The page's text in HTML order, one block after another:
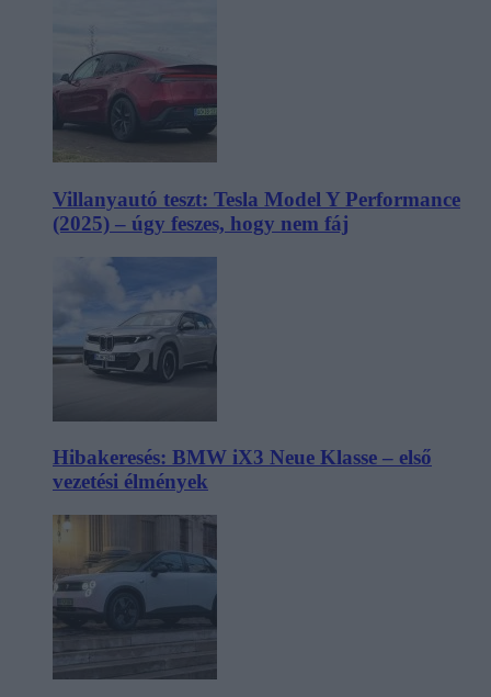
Villanyautó teszt: Tesla Model Y Performance
(2025) – úgy feszes, hogy nem fáj
Hibakeresés: BMW iX3 Neue Klasse – első
vezetési élmények